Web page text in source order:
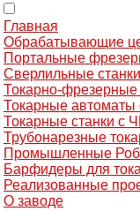
Главная
Обрабатывающие
Портальные
Сверлильные
Токарно-
Токарные
Токарные станки с
Трубонарезные
Промышленные
Барфидеры для
Реализованные
О заводе